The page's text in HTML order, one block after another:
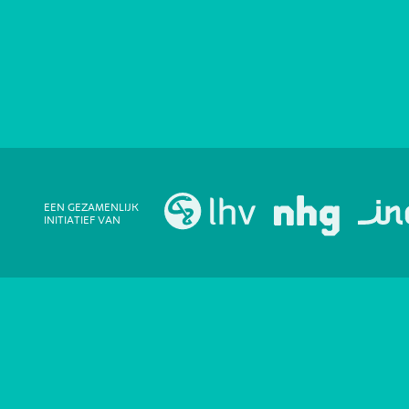
EEN GEZAMENLIJK
INITIATIEF VAN